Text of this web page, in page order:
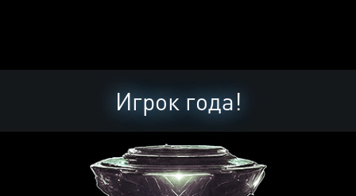
Игрок года!